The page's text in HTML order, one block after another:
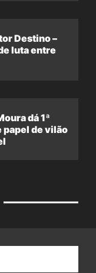
Destino –
luta entre
dá 1ª
papel de vilão